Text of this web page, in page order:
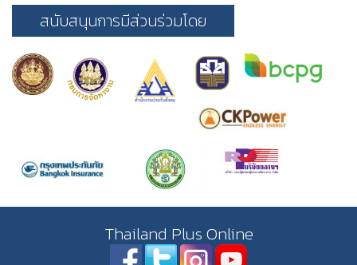
สนับสนุนการมีส่วนร่วมโดย
Thailand Plus Online